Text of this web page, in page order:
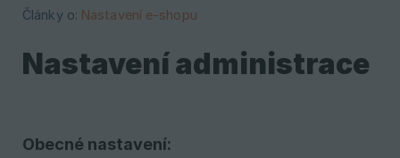
Články o: Nastavení e-shopu
Nastavení administrace
Obecné nastavení: